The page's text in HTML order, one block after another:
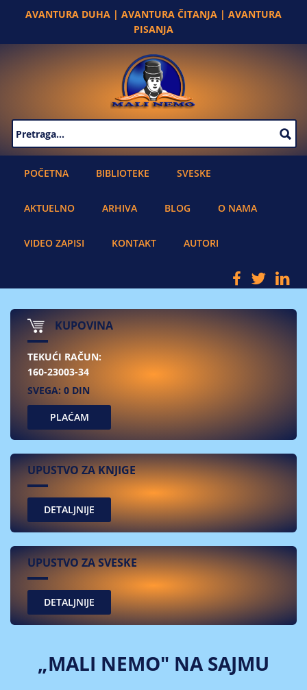
AVANTURA DUHA | AVANTURA ČITANJA | AVANTURA
PISANJA
SEARCH FORM
POČETNA BIBLIOTEKE SVESKE
AKTUELNO ARHIVA BLOG O NAMA
VIDEO ZAPISI KONTAKT AUTORI
KUPOVINA
TEKUĆI RAČUN:
160-23003-34
SVEGA: 0 DIN
PLAĆAM
UPUSTVO ZA KNJIGE
UPUSTVO ZA SVESKE
„MALI NEMO" NA SAJMU